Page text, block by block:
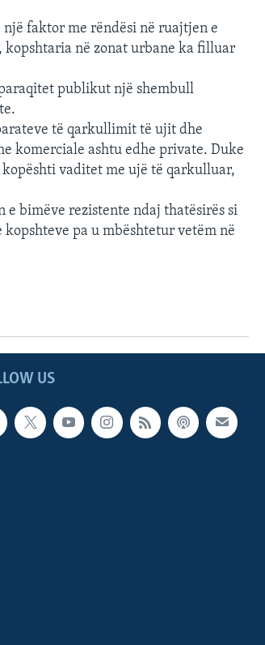
faktor me rëndësi në ruajtjen e
në zonat urbane ka filluar
publikut një shembull
të qarkullimit të ujit dhe
komerciale ashtu edhe private. Duke
vaditet me ujë të qarkulluar,
bimëve rezistente ndaj thatësirës si
pa u mbështetur vetëm në
US